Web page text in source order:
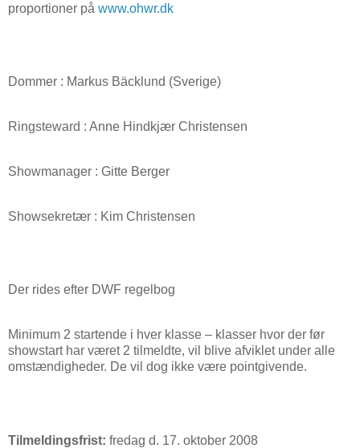
proportioner på www.ohwr.dk
Dommer : Markus Bäcklund (Sverige)
Ringsteward : Anne Hindkjær Christensen
Showmanager : Gitte Berger
Showsekretær : Kim Christensen
Der rides efter DWF regelbog
Minimum 2 startende i hver klasse – klasser hvor der før
showstart har været 2 tilmeldte, vil blive afviklet under alle
omstændigheder. De vil dog ikke være pointgivende.
Tilmeldingsfrist: fredag d. 17. oktober 2008